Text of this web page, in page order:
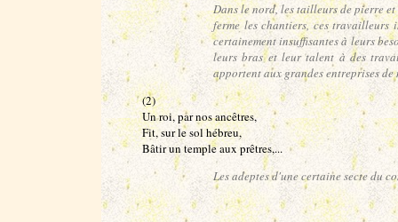
Dans le nord, les tailleurs de pierre
ferme les chantiers, ces travailleurs
certainement insuffisantes à leurs
leurs bras et leur talent à des
apportent aux grandes entreprises de
(2)
Un roi, par nos ancêtres,
Fit, sur le sol hébreu,
Bâtir un temple aux prêtres,...
Les adeptes d'une certaine secte du